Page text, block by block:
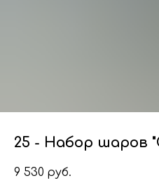
25 - Набор шаров
9 530 руб.